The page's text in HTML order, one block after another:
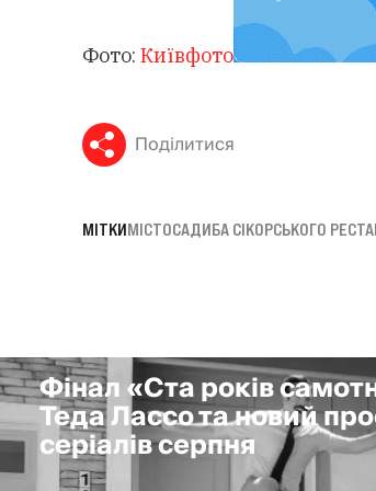
Фото: Київфото
Поділитися
МІТКИМІСТОСАДИБА СІКОРСЬКОГО
Фінал «Ста років
Теда Лассо та новий
серіалів серпня